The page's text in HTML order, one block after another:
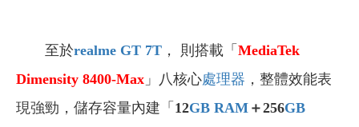
至於realme GT 7T ， 則搭載 「 MediaTek
Dimensity 8400-Max 」 八核心處理器 ，整體效能表
現強勁， 儲存容量內建「 12GB RAM ＋256GB